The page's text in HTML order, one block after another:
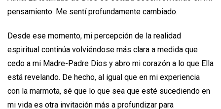
pensamiento. Me sentí profundamente cambiado.
Desde ese momento, mi percepción de la realidad
espiritual continúa volviéndose más clara a medida que
cedo a mi Madre-Padre Dios y abro mi corazón a lo que Ella
está revelando. De hecho, al igual que en mi experiencia
con la marmota, sé que lo que sea que esté sucediendo en
mi vida es otra invitación más a profundizar para